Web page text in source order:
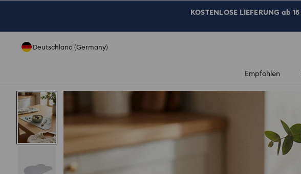
KOSTENLOSE LIEFERUNG ab
Deutschland (Germany)
Empfohlen